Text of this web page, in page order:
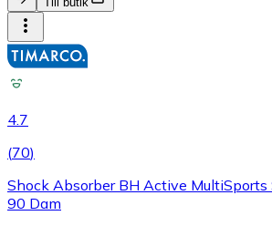
4.7
(70)
Shock Absorber BH Active MultiSports
90 Dam